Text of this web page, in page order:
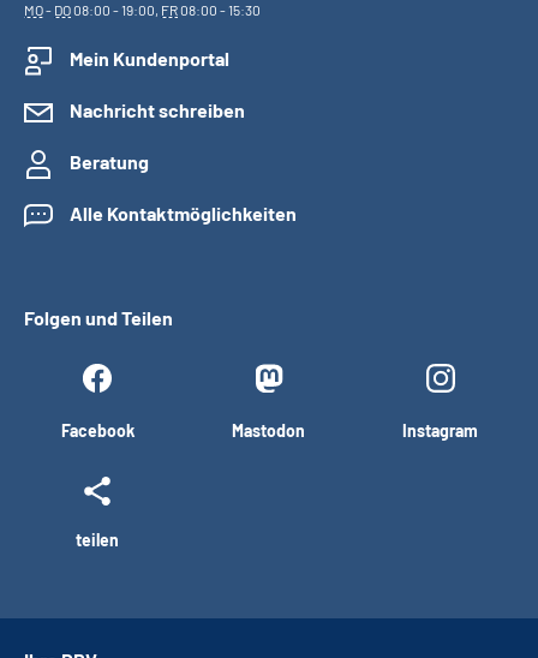
MO- DO08:00 - 19:00, FR08:00 - 15:30
Mein Kundenportal
Nachricht schreiben
Beratung
Alle Kontaktmöglichkeiten
Folgen und Teilen
Facebook Mastodon Instagram
teilen